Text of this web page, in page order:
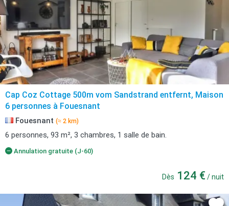
Cap Coz Cottage 500m vom Sandstrand entfernt, Maison
6 personnes à Fouesnant
Fouesnant (≈ 2 km)
6 personnes, 93 m², 3 chambres, 1 salle de bain.
Annulation gratuite (J-60)
Dès 124 € / nuit